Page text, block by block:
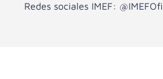
Redes sociales IMEF: